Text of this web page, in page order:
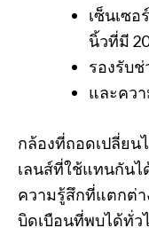
เซ็นเซอ
นิ้วที่มี
รองรับช่
และคว
กล้องที่ถอดเปลี่ยน
เลนส์ที่ใช้แทนกันไ
ความรู้สึกที่แตกต่
บิดเบือนที่พบได้ทั่ว